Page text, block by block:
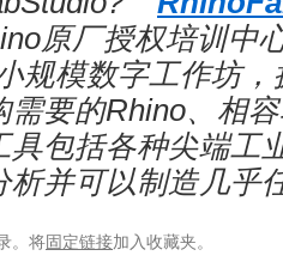
原厂授权培训中
规模数字工作坊
需要的Rhino、相
具包括各种尖端工
析并可以制造几乎
。将固定链接加入收藏夹。